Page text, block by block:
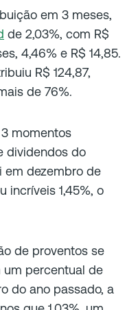
em 3 meses,
de 2,03%, com R$
4,46% e R$ 14,85.
R$ 124,87,
de 76%.
momentos
dividendos do
em dezembro de
incríveis 1,45%, o
de proventos se
um percentual de
do ano passado, a